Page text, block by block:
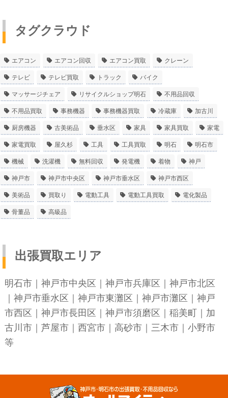
タグクラウド
エアコン エアコン回収 エアコン買取 クレーン
テレビ テレビ買取 トラック バイク
マッサージチェア リサイクルショップ明石 不用品回収
不用品買取 事務機器 事務機器買取 冷蔵庫 加古川
厨房機器 古美術品 垂水区 家具 家具買取 家電
家電買取 屋久杉 工具 工具買取 明石 明石市
機械 洗濯機 無料回収 発電機 着物 神戸
神戸市 神戸市中央区 神戸市垂水区 神戸市西区
美術品 買取り 電動工具 電動工具買取 電化製品
骨董品 高級品
出張買取エリア
明石市｜ 神戸市中央区 神戸市兵庫区
神戸市北区
神戸市垂水区 神戸市東灘区 神戸市灘区
神戸
市西区
神戸市長田区 神戸市須磨区
｜稲美町｜加
古川市｜芦屋市｜西宮市｜高砂市｜三木市｜小野市
等